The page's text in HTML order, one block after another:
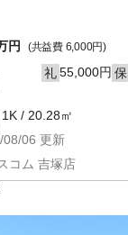
円 (共益費 6,000円)
礼55,000円 保
/ 20.28㎡
08/06 更新
コム 吉塚店